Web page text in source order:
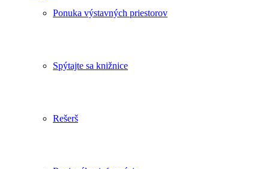
Ponuka výstavných priestorov
Spýtajte sa knižnice
Rešerš